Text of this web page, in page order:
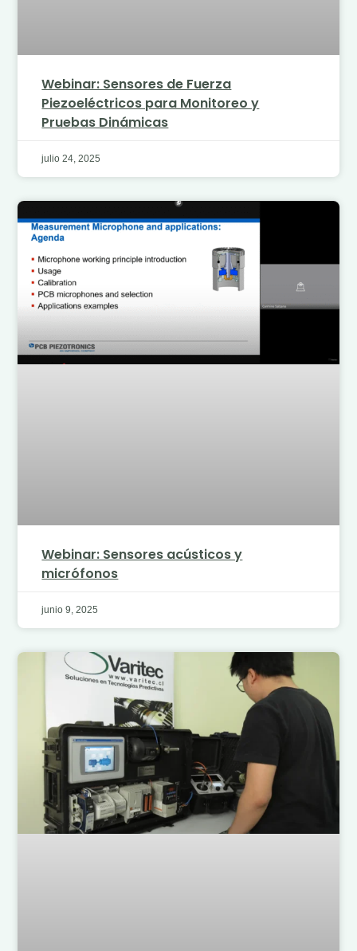
Webinar: Sensores de Fuerza
Piezoeléctricos para Monitoreo y
Pruebas Dinámicas
julio 24, 2025
Webinar: Sensores acústicos y
micrófonos
junio 9, 2025